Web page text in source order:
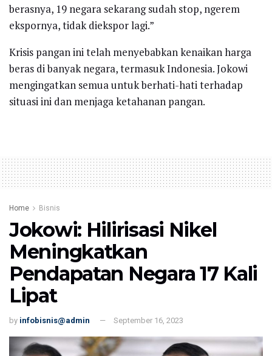
berasnya, 19 negara sekarang sudah stop, ngerem
ekspornya, tidak diekspor lagi.”
Krisis pangan ini telah menyebabkan kenaikan harga
beras di banyak negara, termasuk Indonesia. Jokowi
mengingatkan semua untuk berhati-hati terhadap
situasi ini dan menjaga ketahanan pangan.
Home Bisnis
Jokowi: Hilirisasi Nikel
Meningkatkan
Pendapatan Negara 17 Kali
Lipat
by infobisnis@admin September 16, 2023